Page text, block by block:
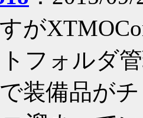
が
フォルダ
装備品が